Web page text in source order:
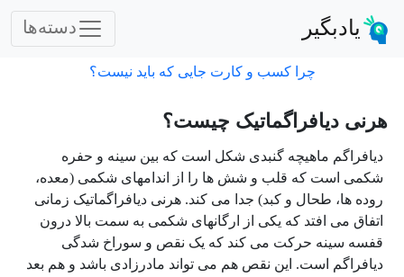
یادبگیر دسته‌ها
چرا کسب و کارت جایی که باید نیست؟
هرنی دیافراگماتیک چیست؟
دیافراگم ماهیچه گنبدی شکل است که بین سینه و حفره
شکمی است که قلب و شش ها را از اندامهای شکمی (معده،
روده ها، طحال و کبد) جدا می کند. هرنی دیافراگماتیک زمانی
اتفاق می افتد که یکی از ارگانهای شکمی به سمت بالا درون
قفسه سینه حرکت می کند که یک نقص و سوراخ شدگی
دیافراگم است. این نقص هم می تواند مادرزادی باشد و هم بعد